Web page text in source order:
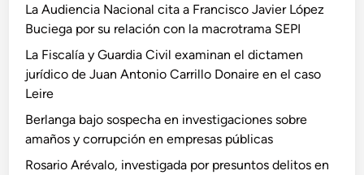
La Audiencia Nacional cita a Francisco Javier López
Buciega por su relación con la macrotrama SEPI
La Fiscalía y Guardia Civil examinan el dictamen
jurídico de Juan Antonio Carrillo Donaire en el caso
Leire
Berlanga bajo sospecha en investigaciones sobre
amaños y corrupción en empresas públicas
Rosario Arévalo, investigada por presuntos delitos en